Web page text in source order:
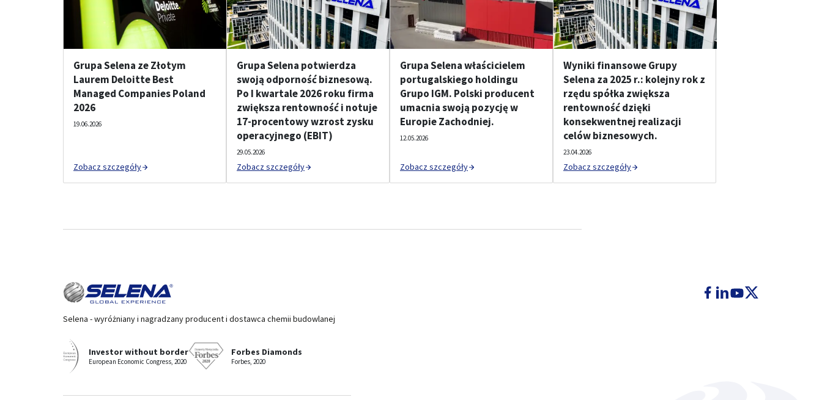
Grupa Selena ze Złotym
Laurem Deloitte Best
Managed Companies Poland
2026
19.06.2026
Zobacz szczegóły
Grupa Selena potwierdza
swoją odporność biznesową.
Po I kwartale 2026 roku firma
zwiększa rentowność i notuje
17-procentowy wzrost zysku
operacyjnego (EBIT)
29.05.2026
Zobacz szczegóły
Grupa Selena właścicielem
portugalskiego holdingu
Grupo IGM. Polski producent
umacnia swoją pozycję w
Europie Zachodniej.
12.05.2026
Zobacz szczegóły
Wyniki finansowe Grupy
Selena za 2025 r.: kolejny rok z
rzędu spółka zwiększa
rentowność dzięki
konsekwentnej realizacji
celów biznesowych.
23.04.2026
Zobacz szczegóły
Selena - wyróżniany i nagradzany producent i dostawca chemii budowlanej
Investor without border
European Economic Congress, 2020
Forbes Diamonds
Forbes, 2020